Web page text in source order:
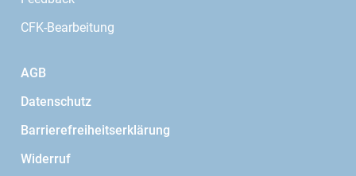
CFK-Bearbeitung
AGB
Datenschutz
Barrierefreiheitserklärung
Widerruf